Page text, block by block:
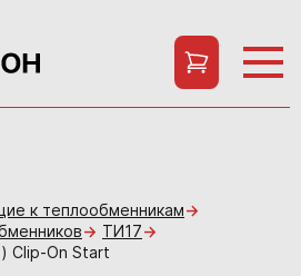
к теплообменникам
ТИ17
Clip-On Start